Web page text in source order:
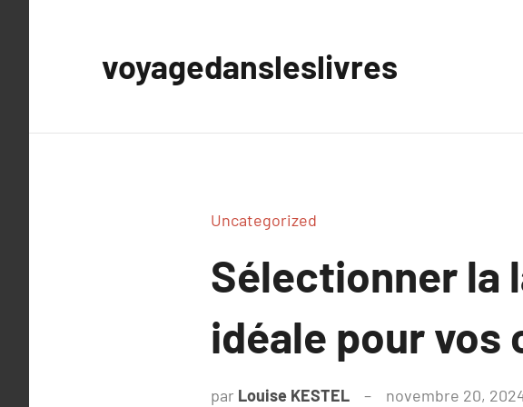
voyagedansleslivres
Uncategorized
Sélectionner la
idéale pour vos
par Louise KESTEL novembre 20,